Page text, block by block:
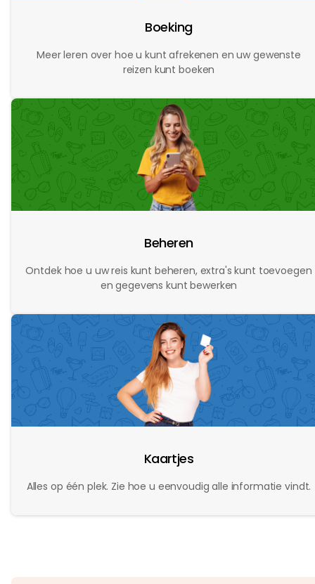
Boeking
Meer leren over hoe u kunt afrekenen en uw gewenste
reizen kunt boeken
Beheren
Ontdek hoe u uw reis kunt beheren, extra's kunt toevoegen
en gegevens kunt bewerken
Kaartjes
Alles op één plek. Zie hoe u eenvoudig alle informatie vindt.